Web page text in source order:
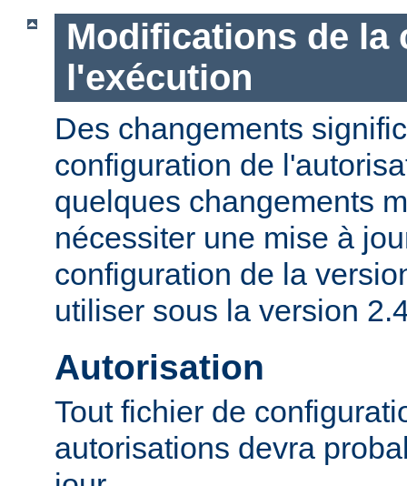
Modifications de la
l'exécution
Des changements
configuration de
quelques changements
nécessiter une mise à
configuration de la
utiliser sous la version
Autorisation
Tout fichier de
autorisations devra